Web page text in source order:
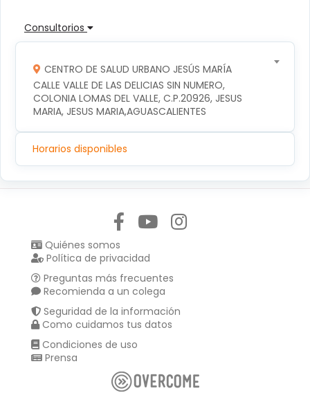
Consultorios
CENTRO DE SALUD URBANO JESÚS MARÍA
CALLE VALLE DE LAS DELICIAS SIN NUMERO,
COLONIA LOMAS DEL VALLE, C.P.20926, JESUS
MARIA, JESUS MARIA,AGUASCALIENTES
Horarios disponibles
Quiénes somos
Política de privacidad
Preguntas más frecuentes
Recomienda a un colega
Seguridad de la información
Como cuidamos tus datos
Condiciones de uso
Prensa